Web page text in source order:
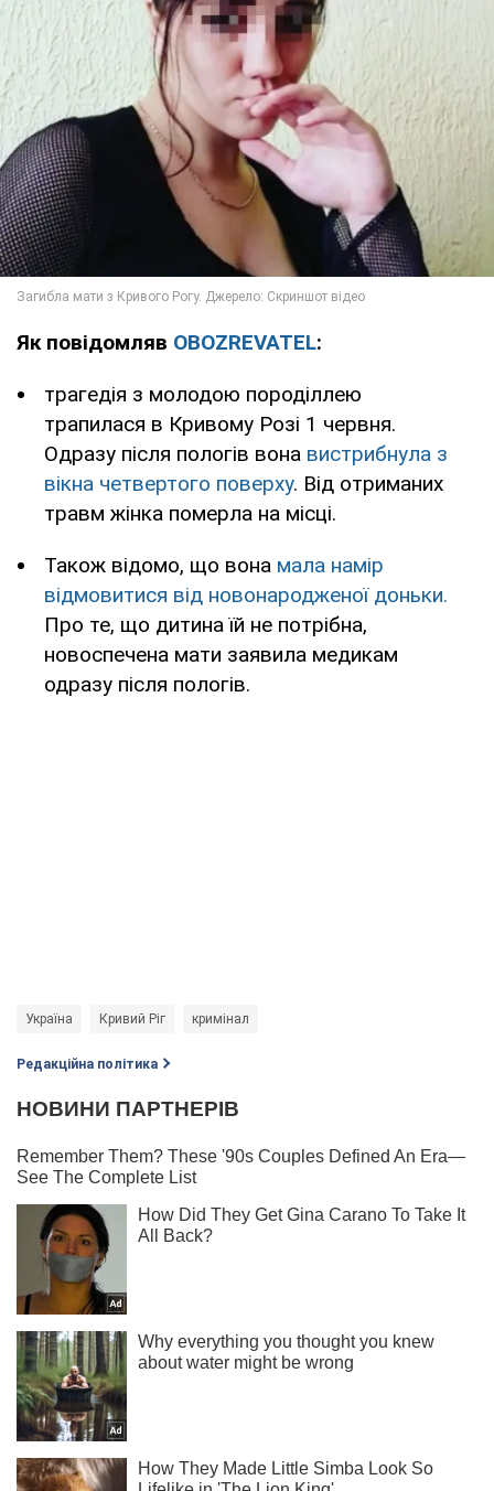
Як повідомляв OBOZREVATEL:
трагедія з молодою породіллею
трапилася в Кривому Розі 1 червня.
Одразу після пологів вона вистрибнула з
вікна четвертого поверху. Від отриманих
травм жінка померла на місці.
Також відомо, що вона мала намір
відмовитися від новонародженої доньки.
Про те, що дитина їй не потрібна,
новоспечена мати заявила медикам
одразу після пологів.
Україна Кривий Ріг кримінал
Редакційна політика